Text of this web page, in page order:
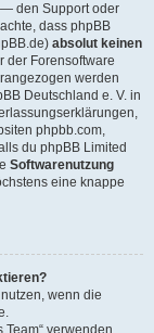
— den Support oder
dass phpBB
absolut keinen
der Forensoftware
werden
Deutschland e. V. in
phpbb.com,
du phpBB Limited
Softwarenutzung
eine knappe
wenn die
verwenden.